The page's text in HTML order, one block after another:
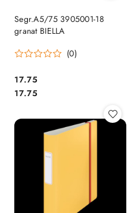
Segr.A5/75 3905001-18
granat BIELLA
(0)
Cena:
17.75
Cena:
17.75